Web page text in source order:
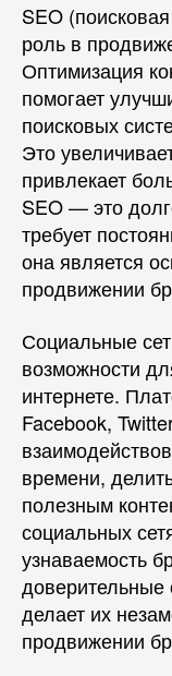
SEO
роль в
Оптимизация
помогает
поисковых
Это
привлекает
SEO — это
требует
она является
продвижении
Социальные
возможности
интернете.
Facebook,
времени,
полезным
социальных
узнаваемость
доверительные
делает их
продвижении